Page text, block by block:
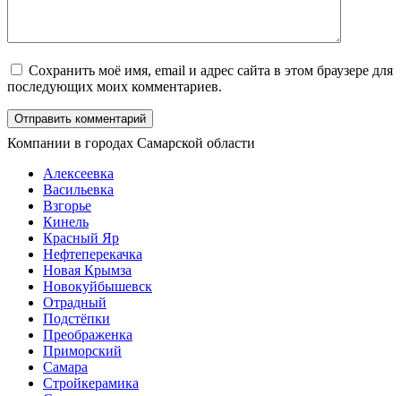
Сохранить моё имя, email и адрес сайта в этом браузере для
последующих моих комментариев.
Компании в городах Самарской области
Алексеевка
Васильевка
Взгорье
Кинель
Красный Яр
Нефтеперекачка
Новая Крымза
Новокуйбышевск
Отрадный
Подстёпки
Преображенка
Приморский
Самара
Стройкерамика